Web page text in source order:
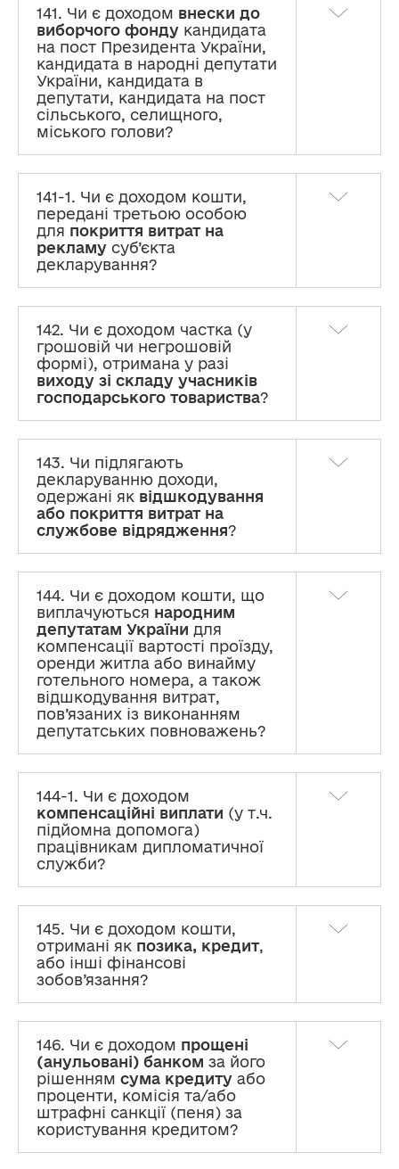
141. Чи є доходом внески до
виборчого фонду кандидата
на пост Президента України,
кандидата в народні депутати
України, кандидата в
депутати, кандидата на пост
сільського, селищного,
міського голови?
141-1. Чи є доходом кошти,
передані третьою особою
для покриття витрат на
рекламу суб’єкта
декларування?
142. Чи є доходом частка (у
грошовій чи негрошовій
формі), отримана у разі
виходу зі складу учасників
господарського товариства?
143. Чи підлягають
декларуванню доходи,
одержані як відшкодування
або покриття витрат на
службове відрядження?
144. Чи є доходом кошти, що
виплачуються народним
депутатам України для
компенсації вартості проїзду,
оренди житла або винайму
готельного номера, а також
відшкодування витрат,
пов’язаних із виконанням
депутатських повноважень?
144-1. Чи є доходом
компенсаційні виплати (у т.ч.
підйомна допомога)
працівникам дипломатичної
служби?
145. Чи є доходом кошти,
отримані як позика, кредит,
або інші фінансові
зобов’язання?
146. Чи є доходом прощені
(анульовані) банком за його
рішенням сума кредиту або
проценти, комісія та/або
штрафні санкції (пеня) за
користування кредитом?